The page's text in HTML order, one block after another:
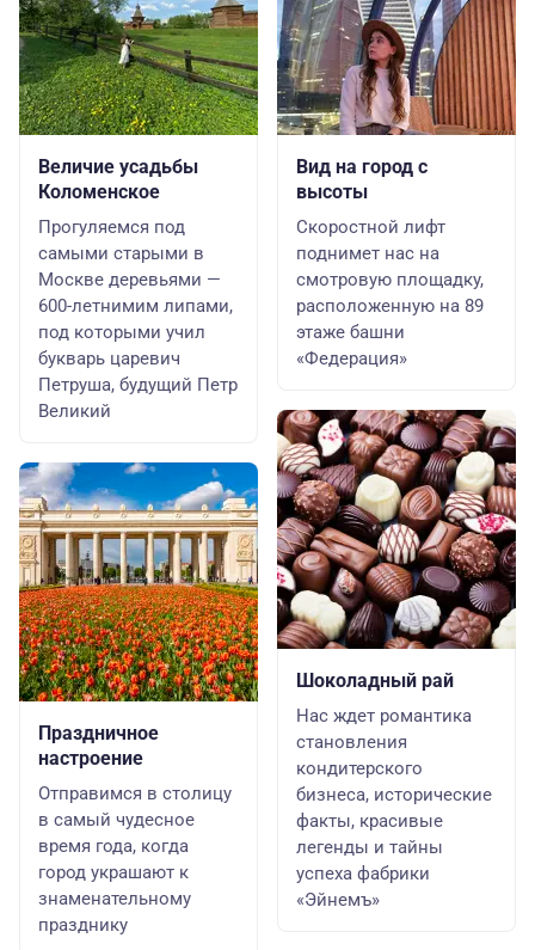
Величие усадьбы
Коломенское
Прогуляемся под
самыми старыми в
Москве деревьями —
600-летнимим липами,
под которыми учил
букварь царевич
Петруша, будущий Петр
Великий
Праздничное
настроение
Отправимся в столицу
в самый чудесное
время года, когда
город украшают к
знаменательному
празднику
Вид на город с
высоты
Скоростной лифт
поднимет нас на
смотровую площадку,
расположенную на 89
этаже башни
«Федерация»
Шоколадный рай
Нас ждет романтика
становления
кондитерского
бизнеса, исторические
факты, красивые
легенды и тайны
успеха фабрики
«Эйнемъ»